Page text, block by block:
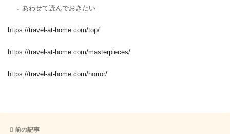
↓ あわせて読んでおきたい
https://travel-at-home.com/top/
https://travel-at-home.com/masterpieces/
https://travel-at-home.com/horror/
前の記事